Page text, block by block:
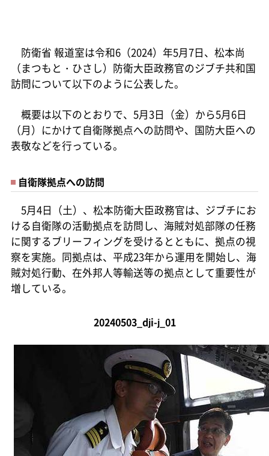
防衛省 報道室は令和6（2024）年5月7日、松本尚
（まつもと・ひさし）防衛大臣政務官のジブチ共和国
訪問について以下のように公表した。
概要は以下のとおりで、5月3日（金）から5月6日
（月）にかけて自衛隊拠点への訪問や、国防大臣への
表敬などを行っている。
自衛隊拠点への訪問
5月4日（土）、松本防衛大臣政務官は、ジブチにお
ける自衛隊の活動拠点を訪問し、海賊対処部隊の任務
に関するブリーフィングを受けるとともに、拠点の視
察を実施。同拠点は、平成23年から運用を開始し、海
賊対処行動、在外邦人等輸送等の拠点として重要性が
増している。
20240503_dji-j_01